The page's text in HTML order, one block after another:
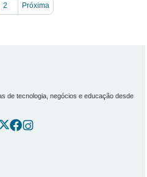
2 Próxima
de tecnologia, negócios e educação desde